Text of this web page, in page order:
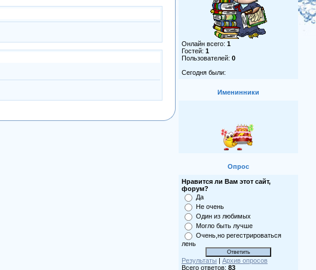
Онлайн всего: 1
Гостей: 1
Пользователей: 0
Сегодня были:
Именинники
Опрос
Нравится ли Вам этот сайт,
форум?
Да
Не очень
Один из любимых
Могло быть лучше
Очень,но регестрироваться
лень
Результаты | Архив опросов
Всего ответов: 83